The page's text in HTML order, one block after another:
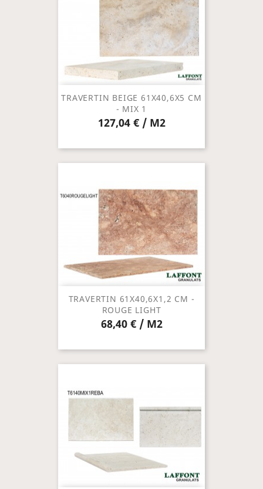
TRAVERTIN BEIGE 61X40,6X5 CM
- MIX 1
127,04 € / M2
TRAVERTIN 61X40,6X1,2 CM -
ROUGE LIGHT
68,40 € / M2